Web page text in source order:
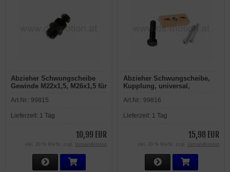
Abzieher Schwungscheibe
Gewinde M22x1,5, M26x1,5 für
Kreidler, Zündapp
Art.Nr.: 99815
Lieferzeit: 1 Tag
10,99 EUR
inkl. 20 % MwSt. zzgl. Versandkosten
Abzieher Schwungscheibe,
Kupplung, universal,
Maxi, PVL
Art.Nr.: 99816
Lieferzeit: 1 Tag
15,98 EUR
inkl. 20 % MwSt. zzgl. Versandkosten